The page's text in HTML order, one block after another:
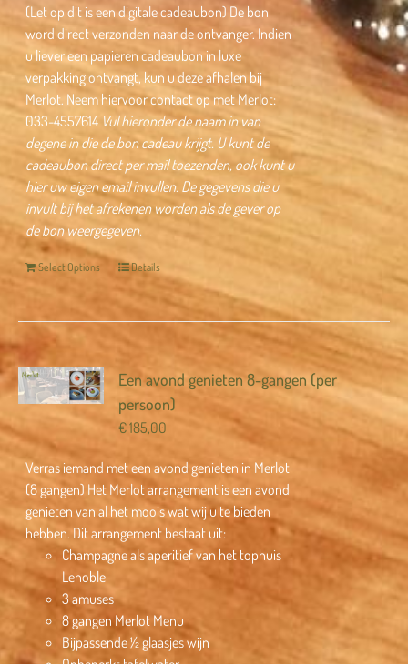
(Let op dit is een digitale cadeaubon) De bon
word direct verzonden naar de ontvanger. Indien
u liever een papieren cadeaubon in luxe
verpakking ontvangt, kun u deze afhalen bij
Merlot. Neem hiervoor contact op met Merlot:
033-4557614 Vul hieronder de naam in van
degene in die de bon cadeau krijgt. U kunt de
cadeaubon direct per mail toezenden, ook kunt u
hier uw eigen email invullen. De gegevens die u
invult bij het afrekenen worden als de gever op
de bon weergegeven.
Select Options Details
Een avond genieten 8-gangen (per
persoon)
€185,00
Verras iemand met een avond genieten in Merlot
(8 gangen) Het Merlot arrangement is een avond
genieten van al het moois wat wij u te bieden
hebben. Dit arrangement bestaat uit:
Champagne als aperitief van het tophuis
Lenoble
3 amuses
8 gangen Merlot Menu
Bijpassende ½ glaasjes wijn